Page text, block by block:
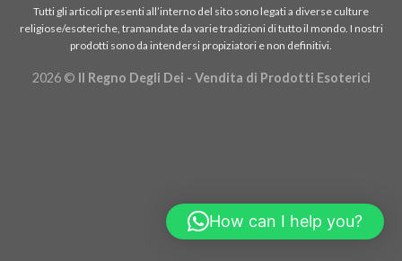
Tutti gli articoli presenti all’interno del sito sono legati a diverse culture
religiose/esoteriche, tramandate da varie tradizioni di tutto il mondo. I nostri
prodotti sono da intendersi propiziatori e non definitivi.
2026 © Il Regno Degli Dei - Vendita di Prodotti Esoterici
How can I help you?